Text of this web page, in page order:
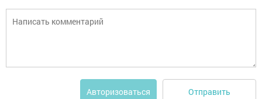
Авторизоваться Отправить